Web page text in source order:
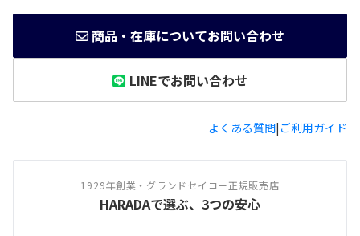
商品・在庫についてお問い合わせ
LINEでお問い合わせ
よくある質問| ご利用ガイド
1929年創業・グランドセイコー正規販売店
HARADAで選ぶ、3つの安心